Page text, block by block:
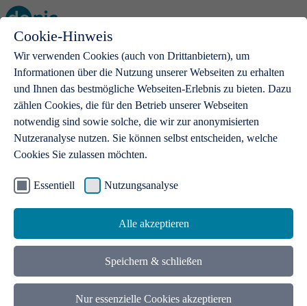
Cookie-Hinweis
Wir verwenden Cookies (auch von Drittanbietern), um
Informationen über die Nutzung unserer Webseiten zu erhalten
und Ihnen das bestmögliche Webseiten-Erlebnis zu bieten. Dazu
zählen Cookies, die für den Betrieb unserer Webseiten
notwendig sind sowie solche, die wir zur anonymisierten
Nutzeranalyse nutzen. Sie können selbst entscheiden, welche
Cookies Sie zulassen möchten.
Essentiell Nutzungsanalyse
Alle akzeptieren
Speichern & schließen
Nur essenzielle Cookies akzeptieren
Open main menu
.de-Domains
Mit einer .de-Domain erhalten Ideen eine Bühne